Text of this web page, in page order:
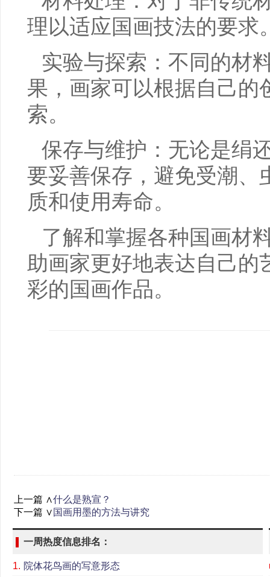
理以适应国画技法的要求
实验与探索：不同的材
果，画家可以根据自己的
索。
保存与维护：无论是绢
要妥善保存，避免受潮、
质和使用寿命。
了解和掌握各种国画材
助画家更好地表达自己的
彩的国画作品。
上一篇 ∧什么是熟宣？
下一篇 ∨ 国画用墨的方法与讲究
一周热度信息排名：
1. 院体花鸟画的写意形态